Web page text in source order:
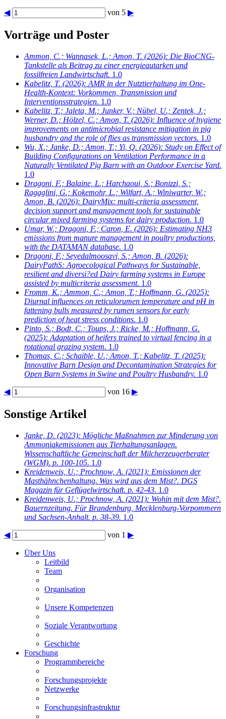
◀ von 5 ▶
Vorträge und Poster
Ammon, C.; Wannasek, L.; Amon, T. (2026): Die BioCNG-
Tankstelle als Beitrag zu einer energieautarken und
fossilfreien Landwirtschaft. 1.0
Kabelitz, T. (2026): AMR in der Nutztierhaltung im One-
Health-Kontext: Vorkommen, Transmission und
Interventionsstrategien. 1.0
Kabelitz, T.; Jaleta, M.; Junker, V.; Nübel, U.; Zentek, J.;
Werner, D.; Hölzel, C.; Amon, T. (2026): Influence of hygiene
improvements on antimicrobial resistance mitigation in pig
husbandry and the role of flies as transmission vectors. 1.0
Wu, X.; Janke, D.; Amon, T.; Yi, Q. (2026): Study on Effect of
Building Configurations on Ventilation Performance in a
Naturally Ventilated Pig Barn with an Outdoor Exercise Yard.
1.0
Dragoni, F.; Balaine, L.; Harchaoui, S.; Bonizzi, S.;
Ragaglini, G.; Kokemohr, L.; Wilfart, A.; Winiwarter, W.;
Amon, B. (2026): DairyMix: multi-criteria assessment,
decision support and management tools for sustainable
circular mixed farming systems for dairy production. 1.0
Umar, W.; Dragoni, F.; Caron, E. (2026): Estimating NH3
emissions from manure management in poultry productions,
with the DATAMAN database. 1.0
Dragoni, F.; Seyedalmoosavi, S.; Amon, B. (2026):
DairyPathS: Agroecological Pathways for Sustainable,
resilient and diversi?ed Dairy farming systems in Europe
assisted by multicriteria assessment. 1.0
Fromm, K.; Ammon, C.; Amon, T.; Hoffmann, G. (2025):
Diurnal influences on reticulorumen temperature and pH in
fattening bulls measured by rumen sensors for early
prediction of heat stress conditions. 1.0
Pinto, S.; Bodt, C.; Toups, J.; Ricke, M.; Hoffmann, G.
(2025): Adaptation of heifers trained to virtual fencing in a
rotational grazing system. 1.0
Thomas, C.; Schaible, U.; Amon, T.; Kabelitz, T. (2025):
Innovative Barn Design and Decontamination Strategies for
Open Barn Systems in Swine and Poultry Husbandry. 1.0
◀ von 16 ▶
Sonstige Artikel
Janke, D. (2023): Mögliche Maßnahmen zur Minderung von
Ammoniakemissionen aus Tierhaltungsanlagen.
Wissenschaftliche Gemeinschaft der Milcherzeugerberater
(WGM). p. 100-105. 1.0
Kreidenweis, U.; Prochnow, A. (2021): Emissionen der
Masthähnchenhaltung. Was wird aus dem Mist?. DGS
Magazin für Geflügelwirtschaft. p. 42-43. 1.0
Kreidenweis, U.; Prochnow, A. (2021): Wohin mit dem Mist?.
Bauernzeitung. Für Brandenburg, Mecklenburg-Vorpommern
und Sachsen-Anhalt. p. 38-39. 1.0
◀ von 1 ▶
Über Uns
Leitbild
Team
Organisation
Unsere Kompetenzen
Soziale Verantwortung
Geschichte
Forschung
Programmbereiche
Forschungsprojekte
Netzwerke
Forschungsinfrastruktur